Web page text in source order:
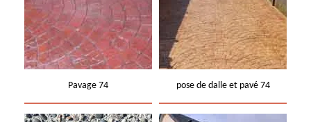
Pavage 74 pose de dalle et pavé 74